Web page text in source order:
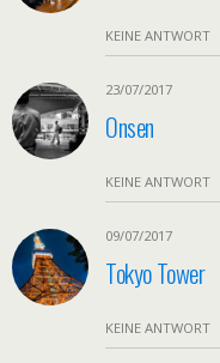
KEINE ANTWORT
23/07/2017
Onsen
KEINE ANTWORT
09/07/2017
Tokyo Tower
KEINE ANTWORT